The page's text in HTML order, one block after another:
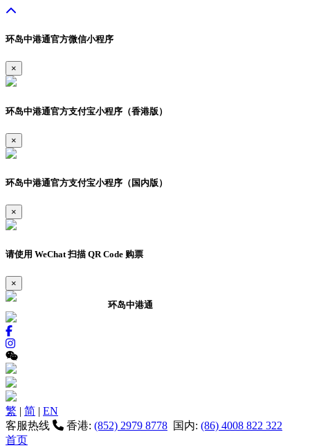
环岛中港通官方微信小程序
×
环岛中港通官方支付宝小程序（香港版）
×
环岛中港通官方支付宝小程序（国内版）
×
请使用 WeChat 扫描 QR Code 购票
×
环岛中港通
繁 | 简 | EN
客服热线
香港: (852) 2979 8778 国内: (86) 4008 822 322
首页